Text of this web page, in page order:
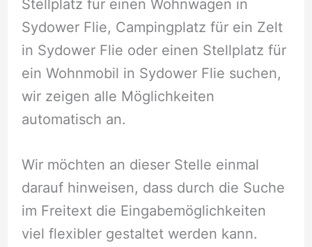
Stellplatz für einen Wohnwagen in
Sydower Flie, Campingplatz für ein Zelt
in Sydower Flie oder einen Stellplatz für
ein Wohnmobil in Sydower Flie suchen,
wir zeigen alle Möglichkeiten
automatisch an.
Wir möchten an dieser Stelle einmal
darauf hinweisen, dass durch die Suche
im Freitext die Eingabemöglichkeiten
viel flexibler gestaltet werden kann.